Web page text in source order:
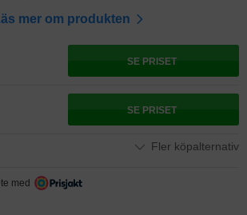
mer om produkten
SE PRISET
SE PRISET
Fler köpalternativ
med